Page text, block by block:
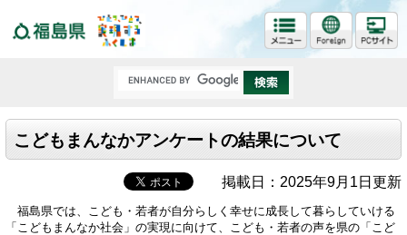
こどもまんなかアンケートの結果について
掲載日：2025年9月1日更新
福島県では、こども・若者が自分らしく幸せに成長して暮らしていける
「こどもまんなか社会」の実現に向けて、こども・若者の声を県の「こど